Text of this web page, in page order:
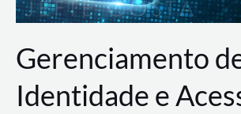
Gerenciamento
Identidade e